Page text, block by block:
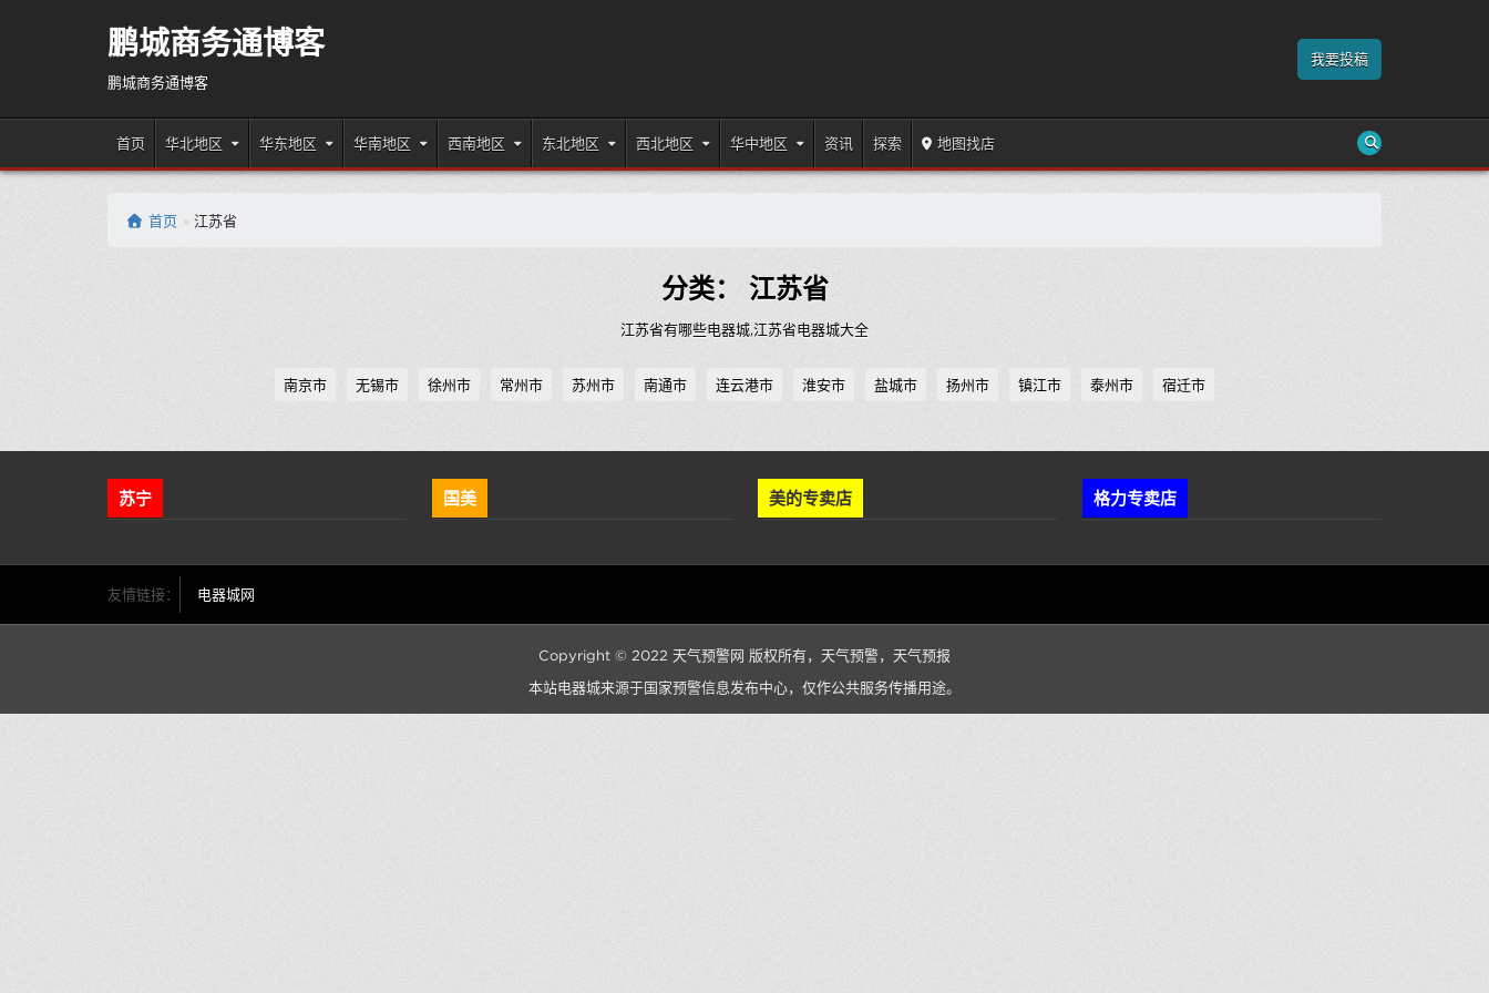
鹏城商务通博客
鹏城商务通博客
我要投稿
首页 华北地区 华东地区 华南地区 西南地区 东北地区 西北地区 华中地区 资讯 探索 地图找店
首页 » 江苏省
分类： 江苏省
江苏省有哪些电器城,江苏省电器城大全
南京市 无锡市 徐州市 常州市 苏州市 南通市 连云港市 淮安市 盐城市 扬州市 镇江市 泰州市 宿迁市
苏宁 国美 美的专卖店 格力专卖店
友情链接： 电器城网
Copyright © 2022 天气预警网 版权所有， 天气预警， 天气预报
本站电器城来源于国家预警信息发布中心，仅作公共服务传播用途。